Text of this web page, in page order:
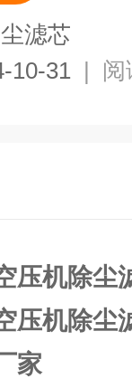
滤芯
10-31 | 阅
压机除尘
压机除尘
家